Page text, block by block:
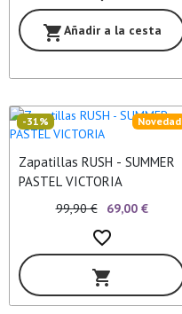
shopping_cartAñadir a la cesta
Zapatillas RUSH - SUMMER
PASTEL VICTORIA
Novedad
-31%
99,90 € 69,00 €
favorite_border
shopping_cart